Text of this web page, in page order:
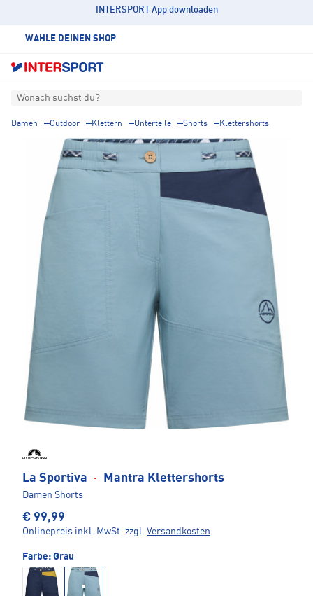
INTERSPORT App downloaden
WÄHLE DEINEN SHOP
Wonach suchst du?
Damen Outdoor Klettern Unterteile Shorts Klettershorts
La Sportiva · Mantra Klettershorts
Damen Shorts
€ 99,99
Onlinepreis inkl. MwSt. zzgl. Versandkosten
Farbe: Grau